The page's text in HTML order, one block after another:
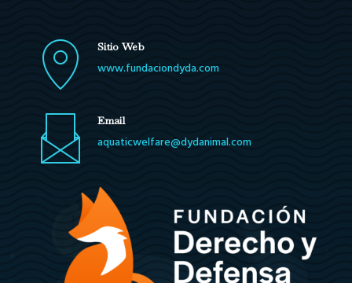
Sitio Web
www.fundaciondyda.com
Email
aquaticwelfare@dydanimal.com